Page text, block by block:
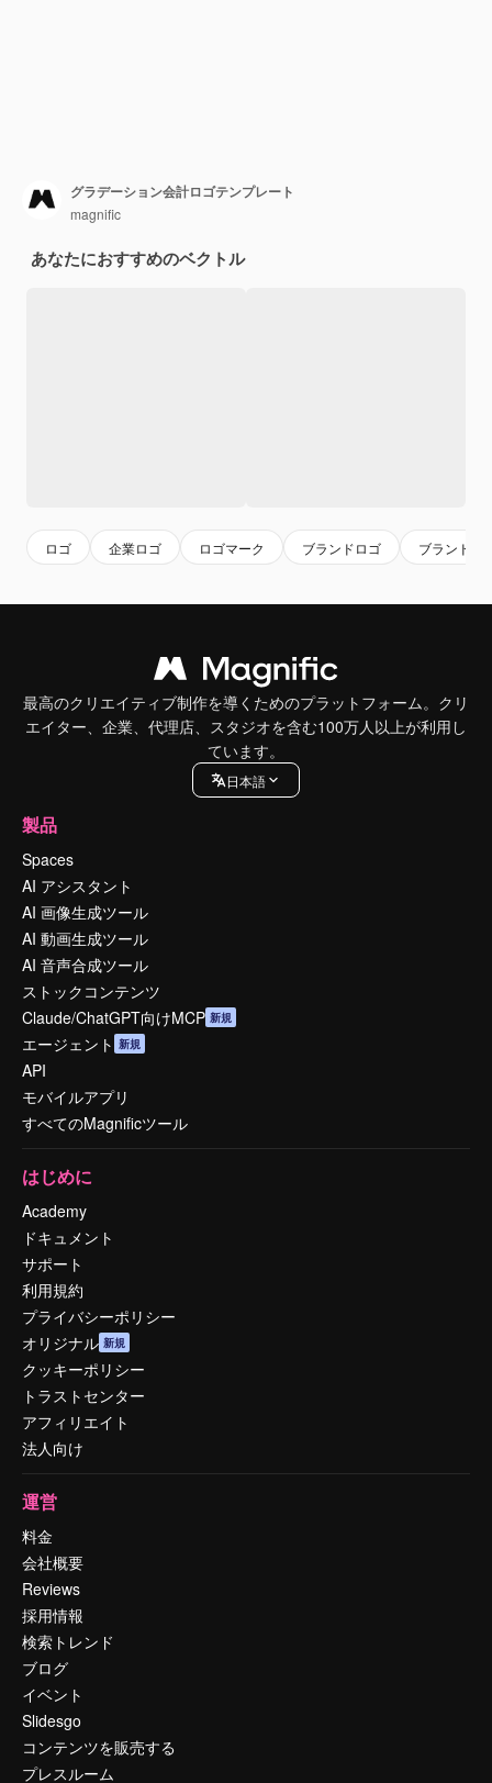
グラデーション会計ロゴテンプレート
magnific
あなたにおすすめのベクトル
ロゴ 企業ロゴ ロゴマーク ブランドロゴ ブランド
最高のクリエイティブ制作を導くためのプラットフォーム。クリ
エイター、企業、代理店、スタジオを含む100万人以上が利用し
ています。
日本語
製品
Spaces
AI アシスタント
AI 画像生成ツール
AI 動画生成ツール
AI 音声合成ツール
ストックコンテンツ
Claude/ChatGPT向けMCP 新規
エージェント 新規
API
モバイルアプリ
すべてのMagnificツール
はじめに
Academy
ドキュメント
サポート
利用規約
プライバシーポリシー
オリジナル 新規
クッキーポリシー
トラストセンター
アフィリエイト
法人向け
運営
料金
会社概要
Reviews
採用情報
検索トレンド
ブログ
イベント
Slidesgo
コンテンツを販売する
プレスルーム